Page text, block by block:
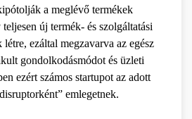
a meglévő termékek
új termék- és szolgáltatási
ezáltal megzavarva az egész
gondolkodásmódot és üzleti
ezért számos startupot az adott
emlegetnek.